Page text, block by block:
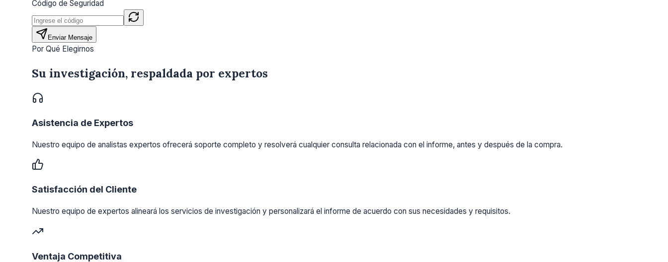
Código de Seguridad
Enviar Mensaje
Por Qué Elegirnos
Su investigación, respaldada por expertos
Asistencia de Expertos
Nuestro equipo de analistas expertos ofrecerá soporte completo y resolverá cualquier consulta relacionada con el informe, antes y después de la compra.
Satisfacción del Cliente
Nuestro equipo de expertos alineará los servicios de investigación y personalizará el informe de acuerdo con sus necesidades y requisitos.
Ventaja Competitiva